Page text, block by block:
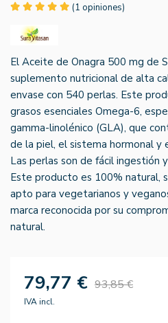
(1 opiniones)
El Aceite de Onagra 500 mg de
suplemento nutricional de alta
envase con 540 perlas. Este
grasos esenciales Omega-6,
gamma-linolénico (GLA), que
de la piel, el sistema hormonal y
Las perlas son de fácil ingestión
Este producto es 100% natural,
apto para vegetarianos y
marca reconocida por su
natural.
79,77 € 93,85 €
IVA incl.